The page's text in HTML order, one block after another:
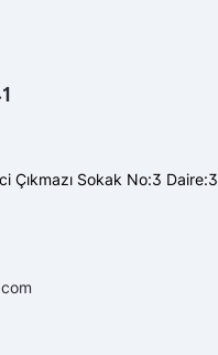
Çıkmazı Sokak No:3 Daire:3